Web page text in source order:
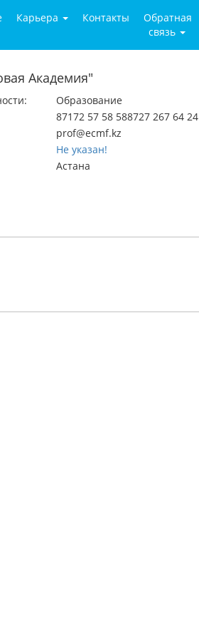
Карьера Контакты
Обратная
связь
Академия"
Образование
87172 57 58 588727 267 64 24
prof@ecmf.kz
Не указан!
Астана